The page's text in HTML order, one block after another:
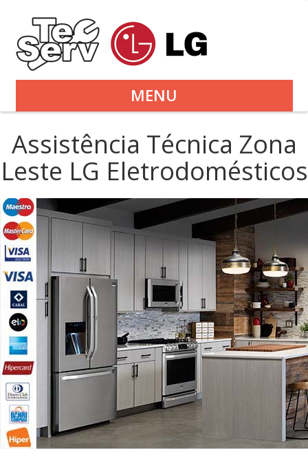
MENU
Assistência Técnica Zona
Leste LG Eletrodomésticos